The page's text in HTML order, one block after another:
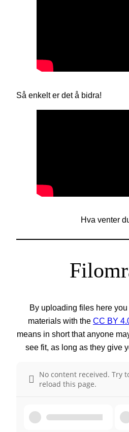
Så enkelt er det å bidra!
Hva venter
By uploading files here
materials with the CC BY
means in short that anyone
see fit, as long as they give
No content received. Try
reload this page.